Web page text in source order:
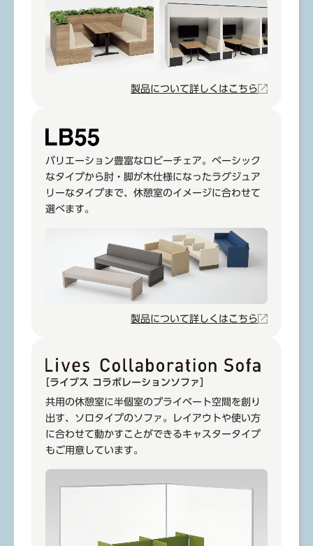
製品について詳しくはこちら
バリエーション豊富なロビーチェア。ベーシック
なタイプから肘・脚が木仕様になったラグジュア
リーなタイプまで、休憩室のイメージに合わせて
選べます。
製品について詳しくはこちら
［ライブス コラボレーションソファ］
共用の休憩室に半個室のプライベート空間を創り
出す、ソロタイプのソファ。レイアウトや使い方
に合わせて動かすことができるキャスタータイプ
もご用意しています。